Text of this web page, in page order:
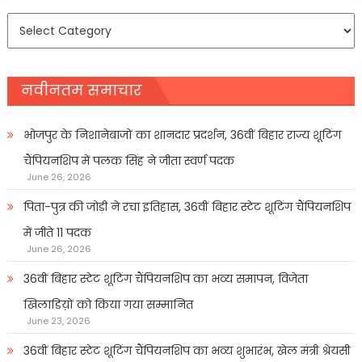
समाचार
नवीनतम समाचार
भोजपुर के निशानेबाजों का शानदार प्रदर्शन, 36वीं बिहार राज्य शूटिंग
चैंपियनशिप में पलक सिंह ने जीता स्वर्ण पदक
June 26, 2026
पिता-पुत्र की जोड़ी ने रचा इतिहास, 36वीं बिहार स्टेट शूटिंग चैंपियनशिप
में जीते 11 पदक
June 26, 2026
36वीं बिहार स्टेट शूटिंग चैंपियनशिप का भव्य समापन, विजेता
खिलाडिय़ों को किया गया सम्मानित
June 23, 2026
36वीं बिहार स्टेट शूटिंग चैंपियनशिप का भव्य शुभारंभ, खेल मंत्री श्रेयसी